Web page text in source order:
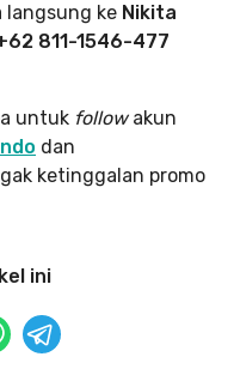
langsung ke Nikita
811-1546-477
untuk followakun
dan
ketinggalan promo
ini